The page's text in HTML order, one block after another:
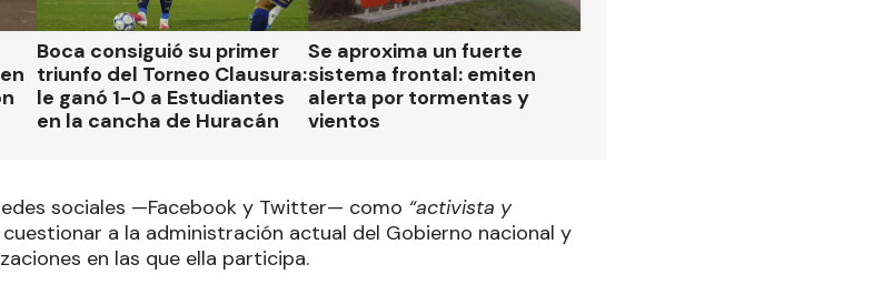
Boca consiguió su primer
triunfo del Torneo Clausura:
le ganó 1-0 a Estudiantes
en la cancha de Huracán
Se aproxima un fuerte
sistema frontal: emiten
alerta por tormentas y
vientos
sociales —Facebook y Twitter— como “activista y
cuestionar a la administración actual del Gobierno nacional y
en las que ella participa.